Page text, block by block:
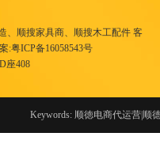
、顺搜家具商、顺搜木工配件 客
:粤ICP备16058543号
座408
Keywords: 顺徳电商代运营|顺